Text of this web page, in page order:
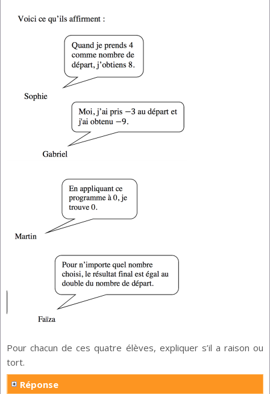
Pour chacun de ces quatre élèves, expliquer s’il a raison ou
tort.
Réponse